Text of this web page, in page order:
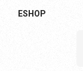
ESHOP